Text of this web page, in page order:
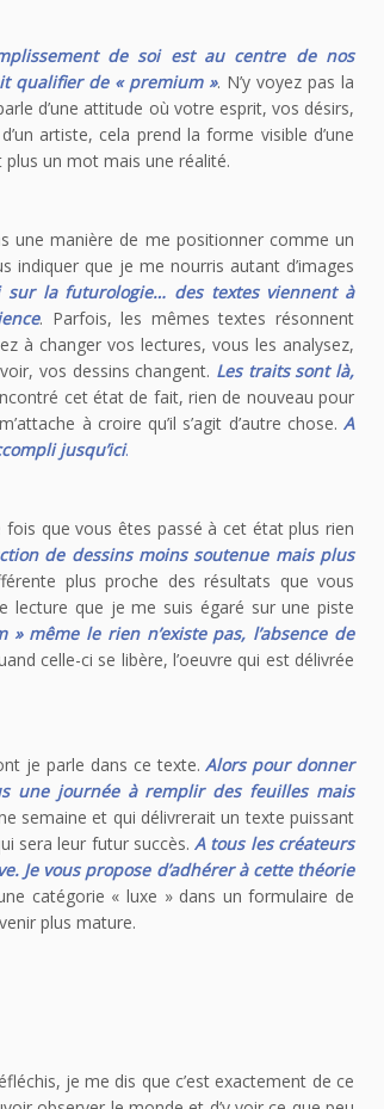
de soi est au centre de nos
qualifier de « premium ». N’y voyez pas la
d’une attitude où votre esprit, vos désirs,
artiste, cela prend la forme visible d’une
plus un mot mais une réalité.
une manière de me positionner comme un
indiquer que je me nourris autant d’images
sur la futurologie… des textes viennent à
. Parfois, les mêmes textes résonnent
à changer vos lectures, vous les analysez,
vos dessins changent. Les traits sont là,
cet état de fait, rien de nouveau pour
à croire qu’il s’agit d’autre chose. A
jusqu’ici.
fois que vous êtes passé à cet état plus rien
de dessins moins soutenue mais plus
plus proche des résultats que vous
lecture que je me suis égaré sur une piste
» même le rien n’existe pas, l’absence de
celle-ci se libère, l’oeuvre qui est délivrée
je parle dans ce texte.Alors pour donner
une journée à remplir des feuilles mais
semaine et qui délivrerait un texte puissant
sera leur futur succès.A tous les créateurs
Je vous propose d’adhérer à cette théorie
catégorie « luxe » dans un formulaire de
plus mature.
je me dis que c’est exactement de ce